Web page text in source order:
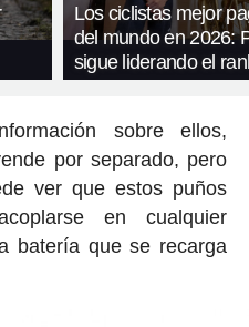
Los ciclistas mejor
del mundo en 2026:
sigue liderando el
sobre ellos,
por separado, pero
ver que estos puños
en cualquier
batería que se recarga